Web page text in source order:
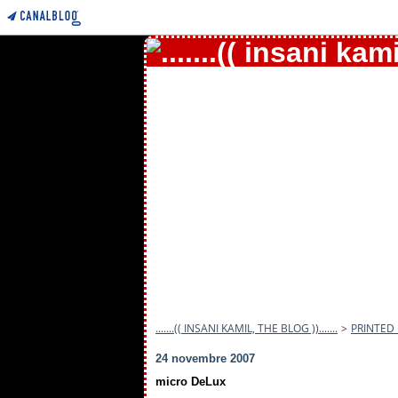
.......(( INSANI KAMIL, THE BLOG ))....... > PRINTED
24 novembre 2007
micro DeLux